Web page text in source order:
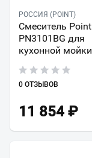
РОССИЯ (POINT)
Смеситель Point
PN3101BG для
кухонной мойки
0 ОТЗЫВОВ
11 854 ₽